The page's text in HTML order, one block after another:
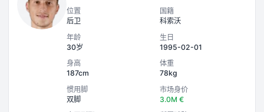
位置
后卫
国籍
科索沃
年龄
30岁
生日
1995-02-01
身高
187cm
体重
78kg
惯用脚
双脚
市场身价
3.0M €